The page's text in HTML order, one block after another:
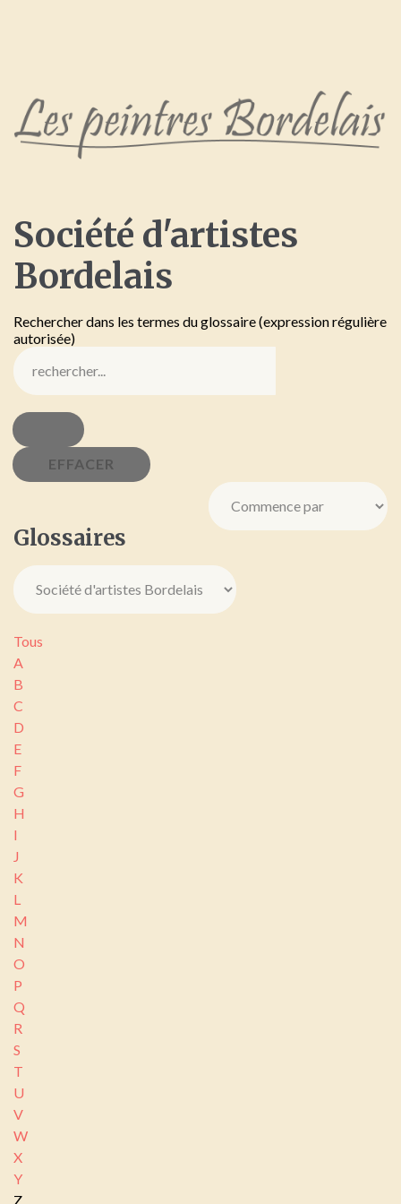
Société d'artistes
Bordelais
Rechercher dans les termes du glossaire (expression régulière
autorisée)
Glossaires
Tous
A
B
C
D
E
F
G
H
I
J
K
L
M
N
O
P
Q
R
S
T
U
V
W
X
Y
Z